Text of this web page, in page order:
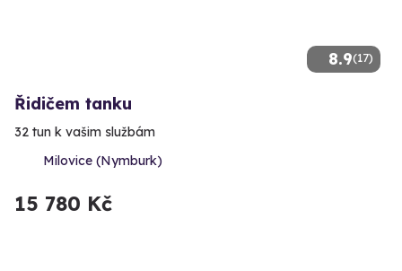
8.9(17)
Řidičem tanku
32 tun k vašim službám
Milovice (Nymburk)
15 780 Kč